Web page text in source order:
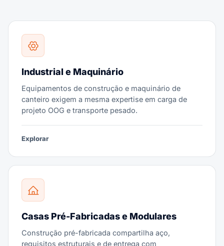
Industrial e Maquinário
Equipamentos de construção e maquinário de
canteiro exigem a mesma expertise em carga de
projeto OOG e transporte pesado.
Explorar
Casas Pré-Fabricadas e Modulares
Construção pré-fabricada compartilha aço,
requisitos estruturais e de entrega com